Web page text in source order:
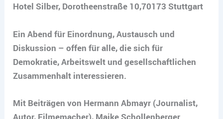
Hotel Silber, Dorotheenstraße 10,70173 Stuttgart
Ein Abend für Einordnung, Austausch und
Diskussion – offen für alle, die sich für
Demokratie, Arbeitswelt und gesellschaftlichen
Zusammenhalt interessieren.
Mit Beiträgen von Hermann Abmayr (Journalist,
Autor, Filmemacher), Maike Schollenberger